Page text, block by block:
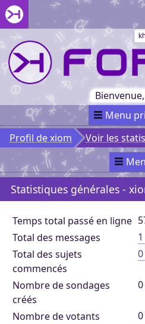
Aller au menu du forum
Aller au contenu du forum
Aller à la recherche dans le forum
Passer le
menu
Khaganat
Retour
au début
du menu
Khaganat
Menu
Profil de xiom
Voir les
Statistiques générales -
Temps total passé en ligne
Total des messages
Total des sujets
commencés
Nombre de sondages
créés
Nombre de votants